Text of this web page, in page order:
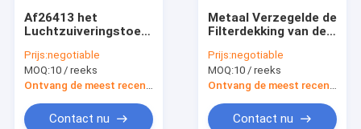
Af26413 het
Luchtzuiveringstoesteldekking
het stoflaken van de
luchtfilter met Gaten
Prijs:negotiable
MOQ:10 / reeks
Ontvang de meest recente Prijs
Contact nu
Metaal Verzegelde de
Filterdekking van de
Mm aan 3,00 Mm
Prijs:negotiable
MOQ:10 / reeks
Ontvang de meest recente Prijs
Contact nu